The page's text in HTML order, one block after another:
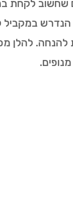
שחשוב לקחת
במקביל
להנחה. להלן